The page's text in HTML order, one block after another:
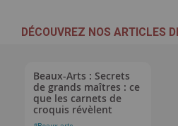
DÉCOUVREZ NOS ARTICLES
Beaux-Arts : Secrets
de grands maîtres : ce
que les carnets de
croquis révèlent